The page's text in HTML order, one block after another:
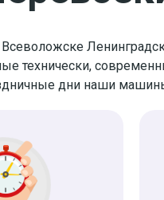
технически,
дни наши машины